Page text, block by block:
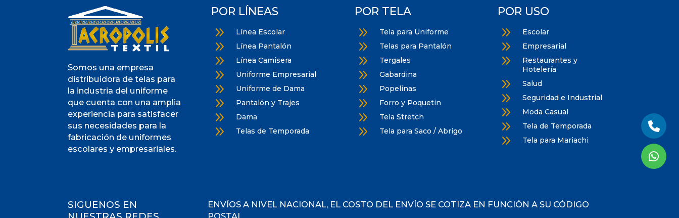
Somos una empresa
distribuidora de telas para
la industria del uniforme
que cuenta con una amplia
experiencia para satisfacer
sus necesidades para la
fabricación de uniformes
escolares y empresariales.
POR LÍNEAS
9 Línea Escolar
9 Línea Pantalón
9 Línea Camisera
9 Uniforme Empresarial
9 Uniforme de Dama
9 Pantalón y Trajes
9 Dama
9 Telas de Temporada
POR TELA
9 Tela para Uniforme
9 Telas para Pantalón
9 Tergales
9 Gabardina
9 Popelinas
9 Forro y Poquetin
9 Tela Stretch
9 Tela para Saco / Abrigo
POR USO
9 Escolar
9 Empresarial
9
Restaurantes y
Hotelería
9 Salud
9 Seguridad e Industrial
9 Moda Casual
9 Tela de Temporada
9 Tela para Mariachi
SIGUENOS EN
ENVÍOS A NIVEL NACIONAL, EL COSTO DEL ENVÍO SE COTIZA EN FUNCIÓN A SU CÓDIGO
POSTAL